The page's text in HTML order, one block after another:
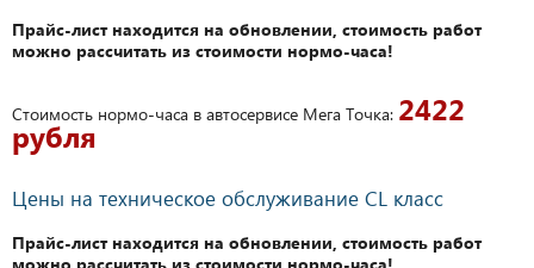
Прайс-лист находится на обновлении, стоимость работ
можно рассчитать из стоимости нормо-часа!
Стоимость нормо-часа в автосервисе Мега Точка: 2422
рубля
Цены на техническое обслуживание CL класс
Прайс-лист находится на обновлении, стоимость работ